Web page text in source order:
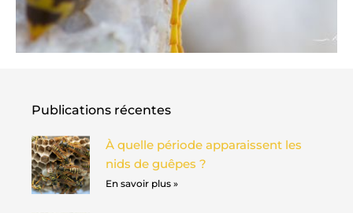
Publications récentes
À quelle période apparaissent les
nids de guêpes ?
En savoir plus »